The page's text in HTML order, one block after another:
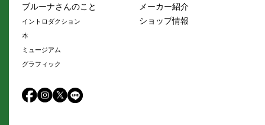
ブルーナさんのこと
イントロダクション
本
ミュージアム
グラフィック
メーカー紹介
ショップ情報